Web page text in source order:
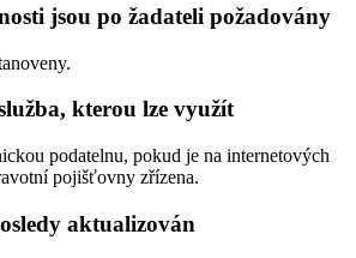
jsou po žadateli požadovány
kterou lze využít
podatelnu, pokud je na internetových
pojišťovny zřízena.
aktualizován